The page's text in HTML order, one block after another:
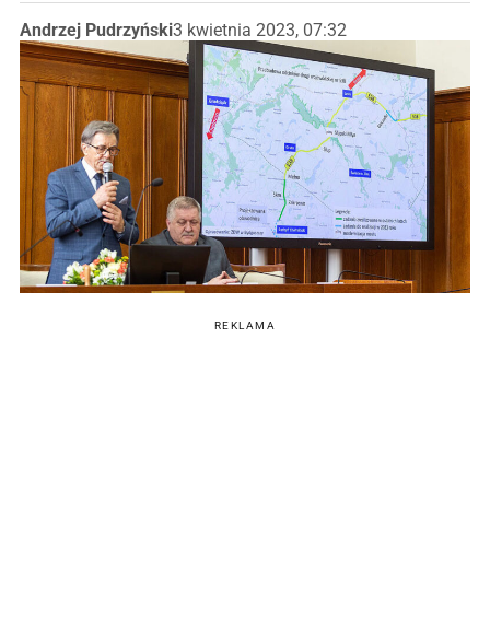
Andrzej Pudrzyński3 kwietnia 2023, 07:32
REKLAMA